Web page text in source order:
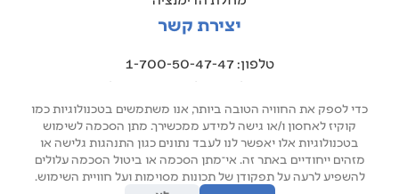
כדי לספק את החוויה הטובה ביותר, אנו משתמשים בטכנולוגיות כמו
קוקיז לאחסון ו/או גישה למידע ממכשירך. מתן הסכמה לשימוש
בטכנולוגיות אלו יאפשר לנו לעבד נתונים כגון התנהגות גלישה או
מזהים ייחודיים באתר זה. אי־מתן הסכמה או ביטול הסכמה עלולים
להשפיע לרעה על תפקודן של תכונות מסוימות ועל חוויית השימוש.
יצירת קשר
טלפון: 1-700-50-47-47
משרד ראשי: נווה גנים 10, חיפה